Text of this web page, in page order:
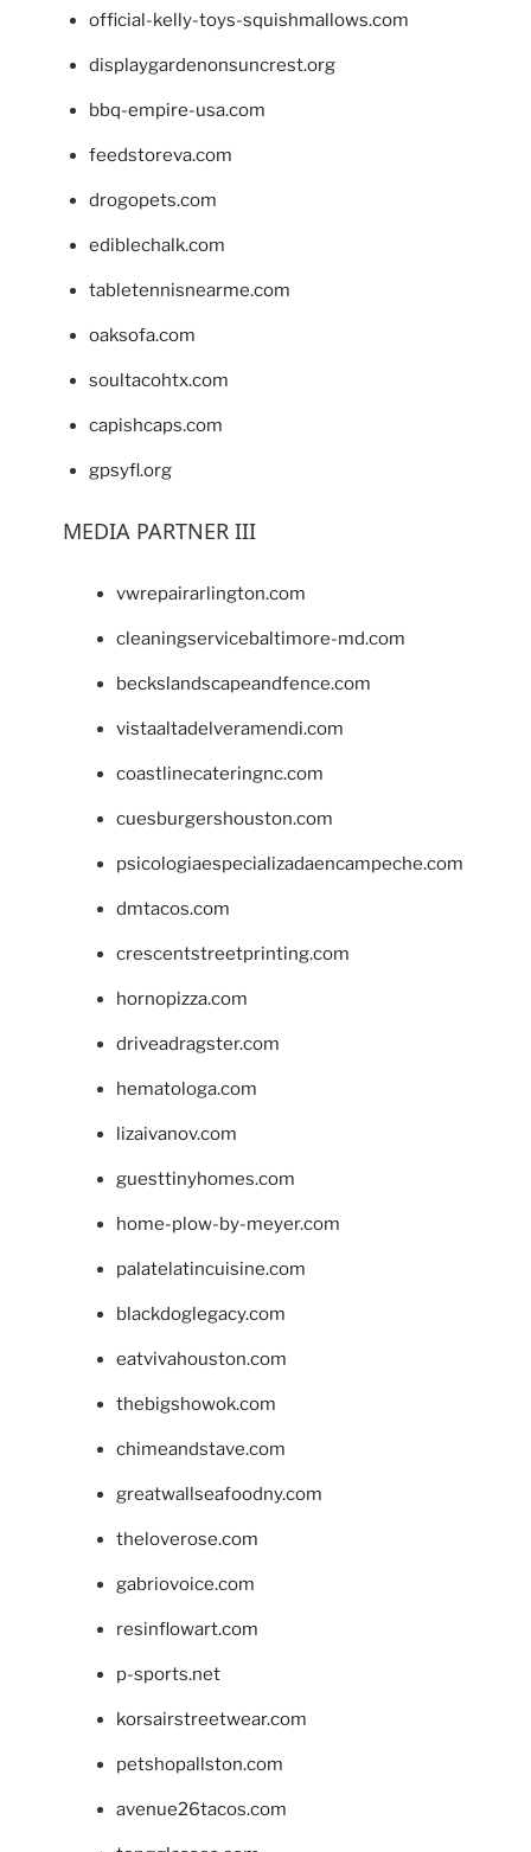
official-kelly-toys-squishmallows.com
displaygardenonsuncrest.org
bbq-empire-usa.com
feedstoreva.com
drogopets.com
ediblechalk.com
tabletennisnearme.com
oaksofa.com
soultacohtx.com
capishcaps.com
gpsyfl.org
MEDIA PARTNER III
vwrepairarlington.com
cleaningservicebaltimore-md.com
beckslandscapeandfence.com
vistaaltadelveramendi.com
coastlinecateringnc.com
cuesburgershouston.com
psicologiaespecializadaencampeche.com
dmtacos.com
crescentstreetprinting.com
hornopizza.com
driveadragster.com
hematologa.com
lizaivanov.com
guesttinyhomes.com
home-plow-by-meyer.com
palatelatincuisine.com
blackdoglegacy.com
eatvivahouston.com
thebigshowok.com
chimeandstave.com
greatwallseafoodny.com
theloverose.com
gabriovoice.com
resinflowart.com
p-sports.net
korsairstreetwear.com
petshopallston.com
avenue26tacos.com